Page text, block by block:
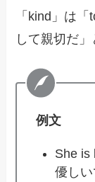
「kind」は
して親切だ」
例文
She is
優しい